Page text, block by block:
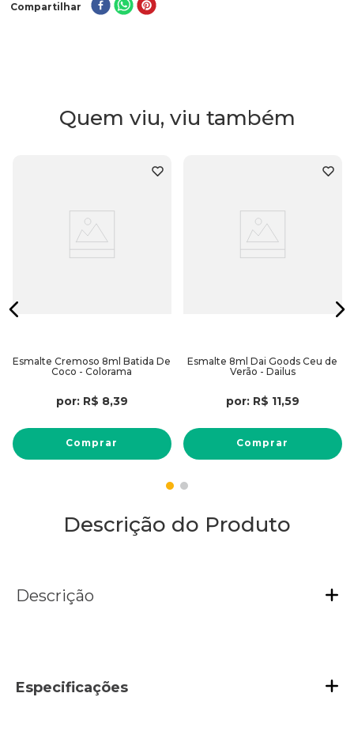
Compartilhar
Quem viu, viu também
Esmalte Cremoso 8ml Batida De
Coco - Colorama
por: R$ 8,39
Comprar
Esmalte 8ml Dai Goods Ceu de
Verão - Dailus
por: R$ 11,59
Comprar
Descrição do Produto
Descrição
Especificações